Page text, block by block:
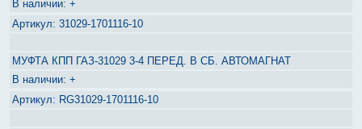
+
31029-1701116-10
МУФТА КПП ГАЗ-31029 3-4 ПЕРЕД. В СБ. АВТОМАГНАТ
+
RG31029-1701116-10